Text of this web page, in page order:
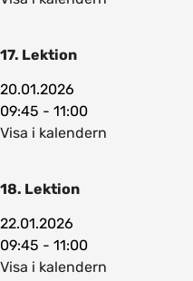
17. Lektion
20.01.2026
09:45 - 11:00
Visa i kalendern
18. Lektion
22.01.2026
09:45 - 11:00
Visa i kalendern